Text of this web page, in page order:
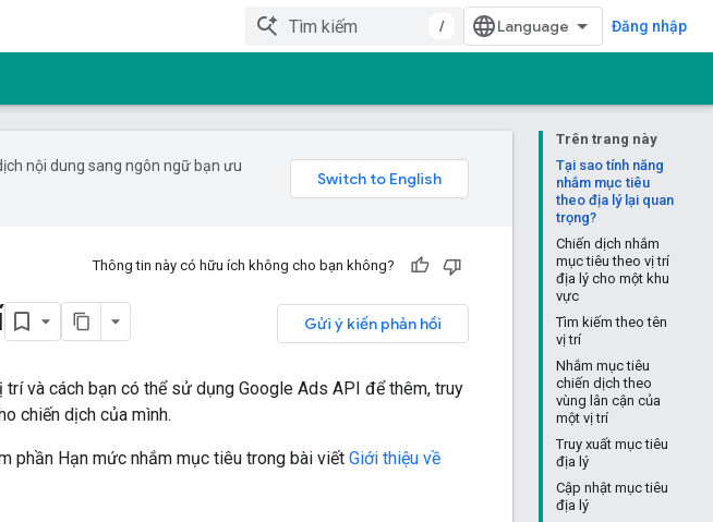
/ Đăng nhập
Trên trang này
Tại sao tính năng
nhắm mục tiêu
theo địa lý lại quan
trọng?
Chiến dịch nhắm
mục tiêu theo vị trí
địa lý cho một khu
vực
Tìm kiếm theo tên
vị trí
Nhắm mục tiêu
chiến dịch theo
vùng lân cận của
một vị trí
Truy xuất mục tiêu
địa lý
Cập nhật mục tiêu
địa lý
nội dung sang ngôn ngữ bạn ưu
Thông tin này có hữu ích không cho bạn không?
Gửi ý kiến phản hồi
và cách bạn có thể sử dụng Google Ads API để thêm, truy
chiến dịch của mình.
phần Hạn mức nhắm mục tiêu trong bài viết Giới thiệu về